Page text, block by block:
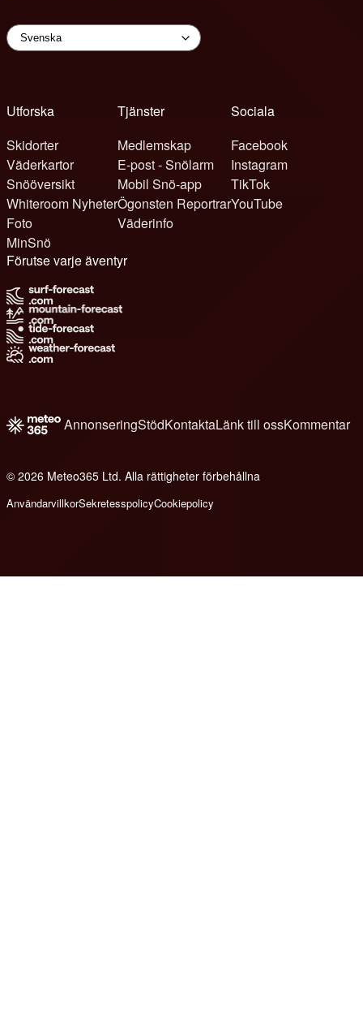
Utforska
Skidorter
Väderkartor
Snööversikt
Whiteroom Nyheter
Foto
MinSnö
Tjänster
Medlemskap
E-post - Snölarm
Mobil Snö-app
Ögonsten Reportrar
Väderinfo
Sociala
Facebook
Instagram
TikTok
YouTube
Förutse varje äventyr
AnnonseringStödKontaktaLänk till ossKommentar
© 2026 Meteo365 Ltd. Alla rättigheter förbehållna
AnvändarvillkorSekretesspolicyCookiepolicy